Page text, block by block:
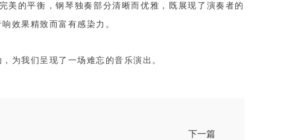
美的平衡，钢琴独奏部分清晰而优雅，既展现了演奏者的
效果精致而富有感染力。
为我们呈现了一场难忘的音乐演出。
下一篇